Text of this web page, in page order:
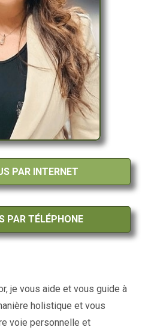
je vous aide et vous guide à
holistique et vous
voie personnelle et
PAR INTERNET
PAR TÉLÉPHONE